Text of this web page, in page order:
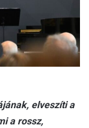
elveszíti a
a rossz,